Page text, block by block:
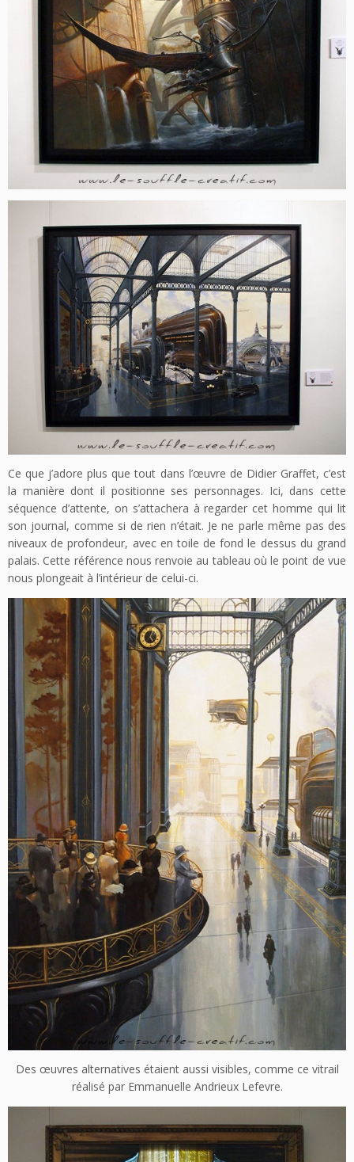
Ce que j’adore plus que tout dans l’œuvre de Didier Graffet, c’est
la manière dont il positionne ses personnages. Ici, dans cette
séquence d’attente, on s’attachera à regarder cet homme qui lit
son journal, comme si de rien n’était. Je ne parle même pas des
niveaux de profondeur, avec en toile de fond le dessus du grand
palais. Cette référence nous renvoie au tableau où le point de vue
nous plongeait à l’intérieur de celui-ci.
Des œuvres alternatives étaient aussi visibles, comme ce vitrail
réalisé par Emmanuelle Andrieux Lefevre.